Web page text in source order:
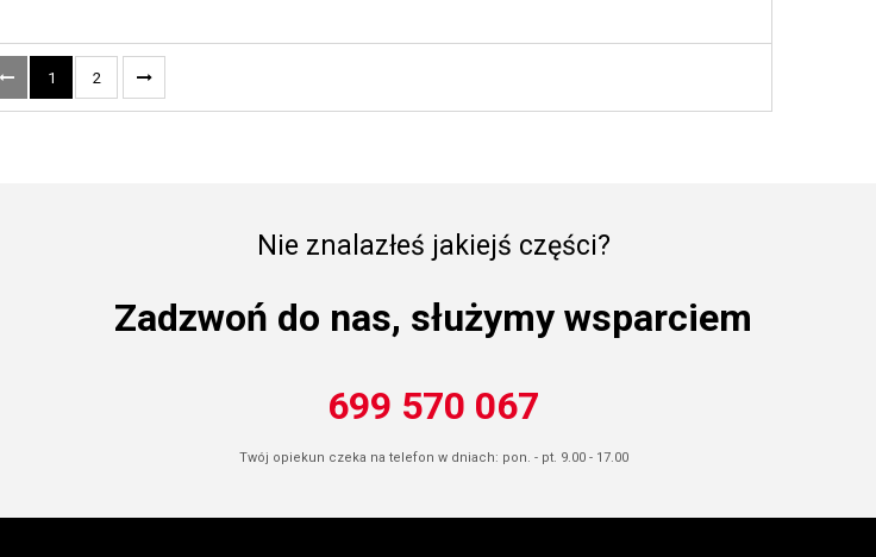
1 2
Nie znalazłeś jakiejś części?
Zadzwoń do nas, służymy wsparciem
699 570 067
Twój opiekun czeka na telefon w dniach: pon. - pt. 9.00 - 17.00